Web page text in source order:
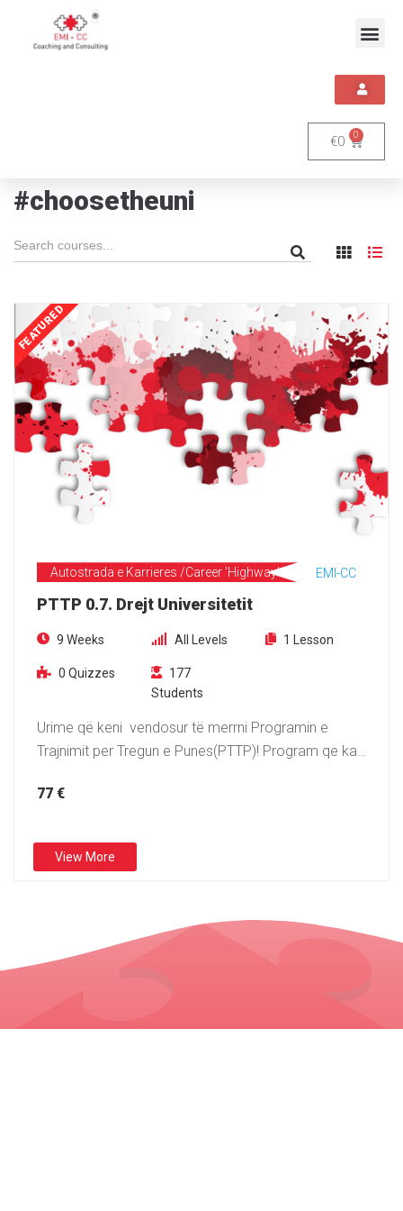
€0 0
#choosetheuni
Autostrada e Karrieres /Career 'Highway' EMI-CC
PTTP 0.7. Drejt Universitetit
9 Weeks All Levels 1 Lesson
0 Quizzes
177
Students
Urime që keni vendosur të merrni Programin e
Trajnimit per Tregun e Punes(PTTP)! Program qe ka…
77 €
View More